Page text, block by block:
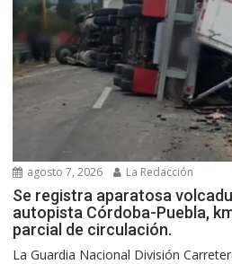
agosto 7, 2026 La Redacción
Se registra aparatosa
autopista Córdoba-Puebla,
parcial de circulación.
La Guardia Nacional División